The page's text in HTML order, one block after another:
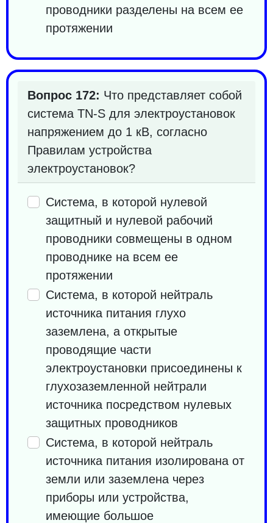
проводники разделены на всем ее
протяжении
Вопрос 172: Что представляет собой
система TN-S для электроустановок
напряжением до 1 кВ, согласно
Правилам устройства
электроустановок?
Система, в которой нулевой
защитный и нулевой рабочий
проводники совмещены в одном
проводнике на всем ее
протяжении
Система, в которой нейтраль
источника питания глухо
заземлена, а открытые
проводящие части
электроустановки присоединены к
глухозаземленной нейтрали
источника посредством нулевых
защитных проводников
Система, в которой нейтраль
источника питания изолирована от
земли или заземлена через
приборы или устройства,
имеющие большое